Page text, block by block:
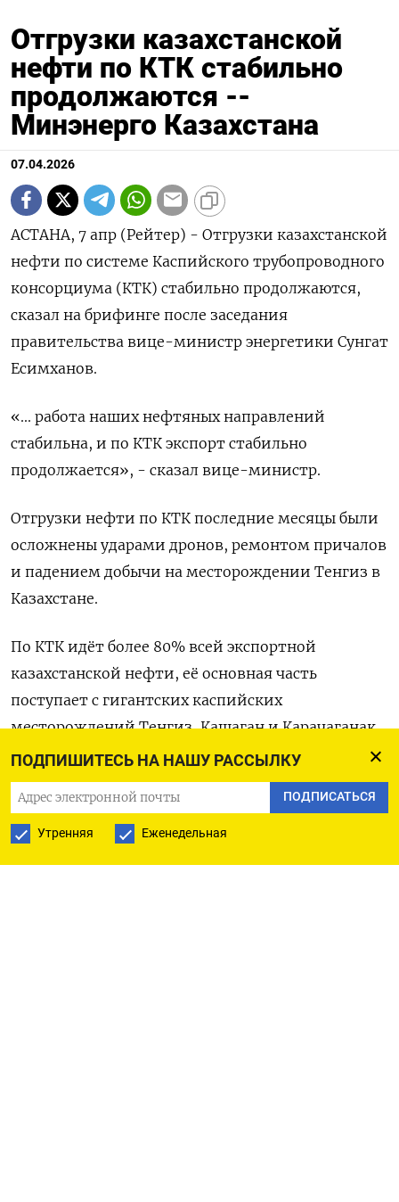
ПОДПИШИТЕСЬ НА НАШУ РАССЫЛКУ
ПОДПИСАТЬСЯ
Утренняя Еженедельная
Отгрузки казахстанской
нефти по КТК стабильно
продолжаются --
Минэнерго Казахстана
07.04.2026
АСТАНА, 7 апр (Рейтер) - Отгрузки казахстанской
нефти по системе ‌Каспийского трубопроводного
консорциума (КТК) стабильно продолжаются,
сказал на брифинге ​после ​заседания ​
правительства вице-министр энергетики ⁠Сунгат
Есимханов.
«... ‌работа наших ‌нефтяных направлений
стабильна, и ​по КТК экспорт ‌стабильно
продолжается», - сказал ​вице-министр.
Отгрузки нефти по ‌КТК последние месяцы были
осложнены ударами дронов, ремонтом ​причалов
​и ‌падением добычи на месторождении ​Тенгиз в
Казахстане.
По КТК идёт более 80% всей экспортной
казахстанской нефти, её основная часть ​
поступает ⁠с гигантских каспийских
месторождений Тенгиз, ‌Кашаган и Карачаганак,
‌акционерами которых являются компании ​США.
(Тамара Вааль, текст ‌Марии Гордеевой)